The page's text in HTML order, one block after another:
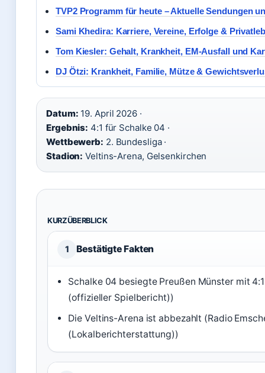
TVP2 Programm für heute – Aktuelle Sendungen
Sami Khedira: Karriere, Vereine, Erfolge &
Tom Kiesler: Gehalt, Krankheit, EM-Ausfall und
DJ Ötzi: Krankheit, Familie, Mütze &
Datum: 19. April 2026 ·
Ergebnis: 4:1 für Schalke 04 ·
Wettbewerb: 2. Bundesliga ·
Stadion: Veltins-Arena, Gelsenkirchen
KURZÜBERBLICK
1 Bestätigte Fakten
Schalke 04 besiegte Preußen Münster mit
(offizieller Spielbericht))
Die Veltins-Arena ist abbezahlt (Radio
(Lokalberichterstattung))